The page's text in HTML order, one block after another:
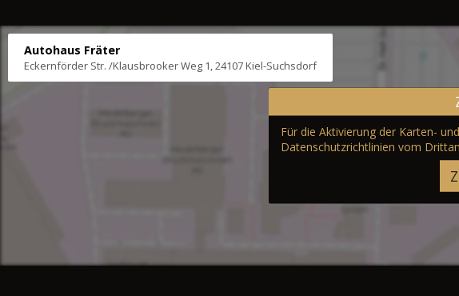
Autohaus Fräter
Eckernförder Str. /Klausbrooker Weg 1, 24107 Kiel-Suchsdorf
Für die Aktivierung der Karten-
Datenschutzrichtlinien vom